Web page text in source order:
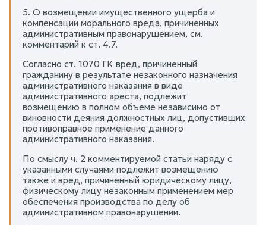
5. О возмещении имущественного ущерба и
компенсации морального вреда, причиненных
административным правонарушением, см.
комментарий к ст. 4.7.
Согласно ст. 1070 ГК вред, причиненный
гражданину в результате незаконного назначения
административного наказания в виде
административного ареста, подлежит
возмещению в полном объеме независимо от
виновности деяния должностных лиц, допустивших
противоправное применение данного
административного наказания.
По смыслу ч. 2 комментируемой статьи наряду с
указанными случаями подлежит возмещению
также и вред, причиненный юридическому лицу,
физическому лицу незаконным применением мер
обеспечения производства по делу об
административном правонарушении.